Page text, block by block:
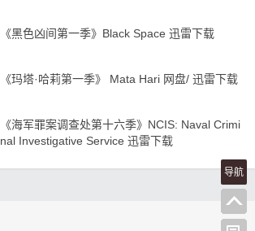
《黑色凶间第一季》Black Space 迅雷下载
《玛塔·哈莉第一季》 Mata Hari 网盘/ 迅雷下载
《海军罪案调查处第十六季》NCIS: Naval Crimi
nal Investigative Service 迅雷下载
导航